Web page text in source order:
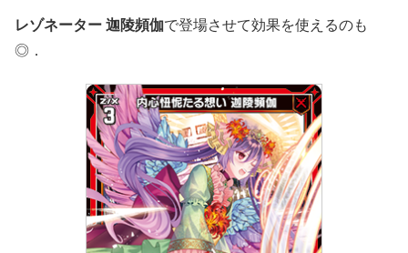
レゾネーター 迦陵頻伽で登場させて効果を使えるのも
◎．